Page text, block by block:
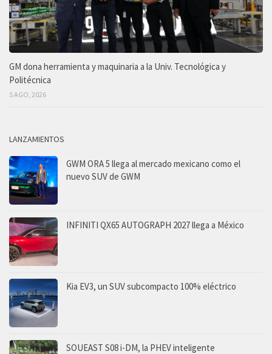
GM dona herramienta y maquinaria a la Univ. Tecnológica y
Politécnica
5 AGO, 2026
LANZAMIENTOS
GWM ORA 5 llega al mercado mexicano como el
nuevo SUV de GWM
INFINITI QX65 AUTOGRAPH 2027 llega a México
Kia EV3, un SUV subcompacto 100% eléctrico
SOUEAST S08 i-DM, la PHEV inteligente